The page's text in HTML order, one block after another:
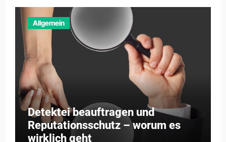
Allgemein
Detektei beauftragen und
Reputationsschutz – worum es
wirklich geht